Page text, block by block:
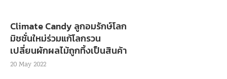
Climate Candy ลูกอมรักษ์โลก
มิชชั่นใหม่ร่วมแก้โลกรวน
เปลี่ยนผักผลไม้ถูกทิ้งเป็นสินค้า
20 May 2022